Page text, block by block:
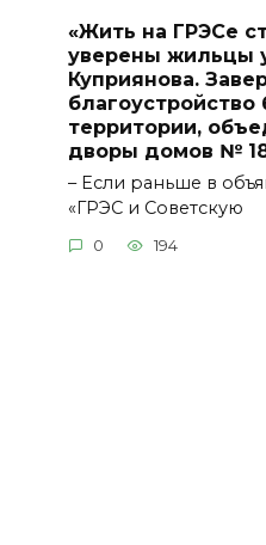
«Жить на ГРЭСе
уверены жильцы
Куприянова.
территории,
дворы домов №
– Если раньше в
«ГРЭС и Советскую
0 194